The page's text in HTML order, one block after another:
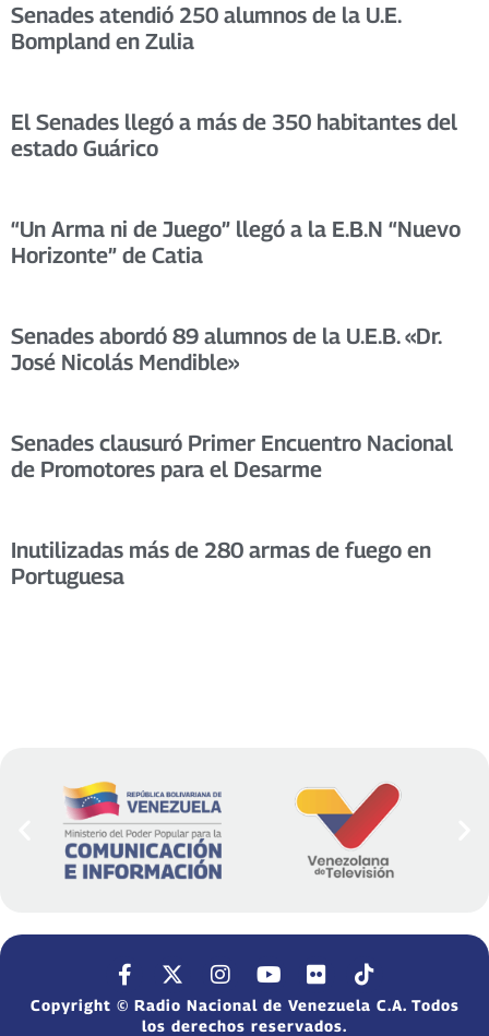
Senades atendió 250 alumnos de la U.E.
Bompland en Zulia
El Senades llegó a más de 350 habitantes del
estado Guárico
“Un Arma ni de Juego” llegó a la E.B.N “Nuevo
Horizonte” de Catia
Senades abordó 89 alumnos de la U.E.B. «Dr.
José Nicolás Mendible»
Senades clausuró Primer Encuentro Nacional
de Promotores para el Desarme
Inutilizadas más de 280 armas de fuego en
Portuguesa
Copyright © Radio Nacional de Venezuela C.A. Todos
los derechos reservados.